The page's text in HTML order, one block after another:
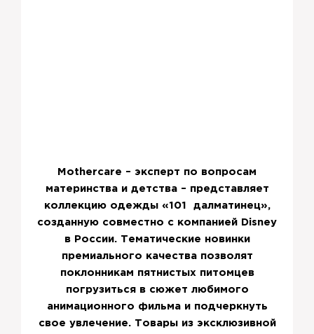
Mothercare – эксперт по вопросам
материнства и детства – представляет
коллекцию одежды «101 далматинец»,
созданную совместно с компанией Disney
в России. Тематические новинки
премиального качества позволят
поклонникам пятнистых питомцев
погрузиться в сюжет любимого
анимационного фильма и подчеркнуть
свое увлечение. Товары из эксклюзивной